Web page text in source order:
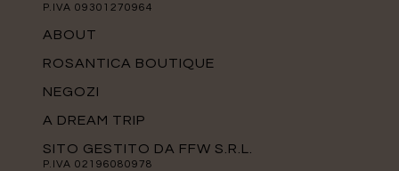
P.IVA 09301270964
ABOUT
ROSANTICA BOUTIQUE
NEGOZI
A DREAM TRIP
SITO GESTITO DA FFW S.R.L.
P.IVA 02196080978